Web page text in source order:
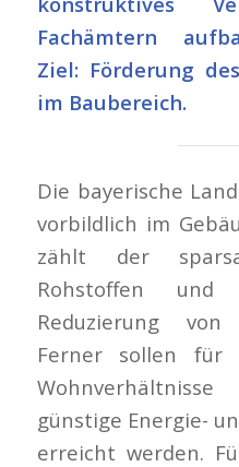
Fachämtern
Ziel: Förderung
im Baubereich.
Die bayerische
vorbildlich im
zählt der
Rohstoffen
Reduzierung von
Ferner sollen für
günstige Energie-
erreicht werden.